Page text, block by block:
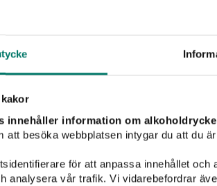
innehåller information om
att besöka webbplatsen intygar du att du
för att anpassa innehållet
analysera vår trafik. Vi vidarebefordrar
Vinet